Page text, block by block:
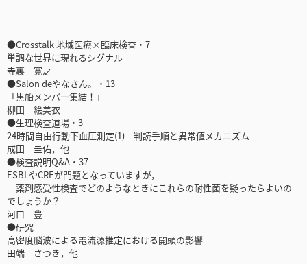
●Crosstalk 地域医療×臨床検査・7
単調な世界に現れるシグナル
寺裏 寛之
●Salon deやなさん。・13
「黒船メンバー集結！」
柳田 絵美衣
●生理検査道場・3
24時間自由行動下血圧測定(1) 判読手順と異常値メカニズム
成田 圭佑，他
●検査説明Q&A・37
ESBLやCREが問題となっていますが，
薬剤感受性検査でどのようなときにこれらの耐性菌を疑ったらよいの
でしょうか？
河口 豊
●研究
高密度脳波による電流源推定における開頭の影響
田端 さつき，他